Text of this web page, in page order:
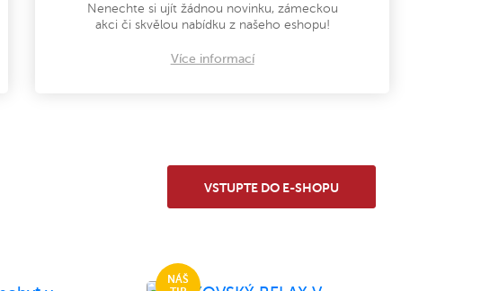
Nenechte si ujít žádnou novinku, zámeckou
akci či skvělou nabídku z našeho eshopu!
Více informací
VSTUPTE DO E-SHOPU